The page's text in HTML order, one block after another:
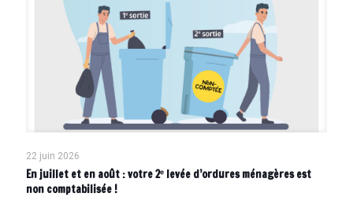
22 juin 2026
En juillet et en août : votre 2ᵉ levée d’ordures ménagères est
non comptabilisée !